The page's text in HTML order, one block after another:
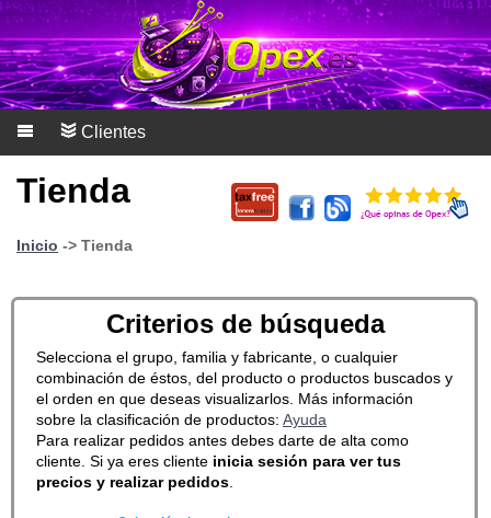
Clientes
Tienda
Inicio -> Tienda
Criterios de búsqueda
Selecciona el grupo, familia y fabricante, o cualquier
combinación de éstos, del producto o productos buscados y
el orden en que deseas visualizarlos. Más información
sobre la clasificación de productos: Ayuda
Para realizar pedidos antes debes darte de alta como
cliente. Si ya eres cliente inicia sesión para ver tus
precios y realizar pedidos.